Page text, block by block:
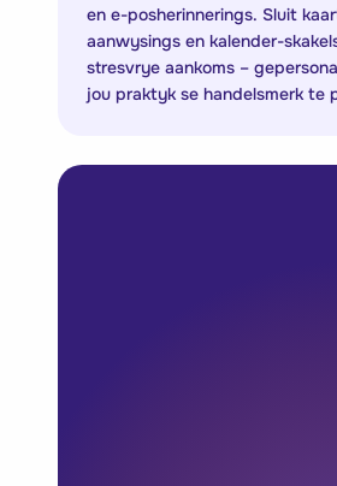
en e-posherinnerings. Sluit
aanwysings en kalender-
stresvrye aankoms –
jou praktyk se handelsmerk te